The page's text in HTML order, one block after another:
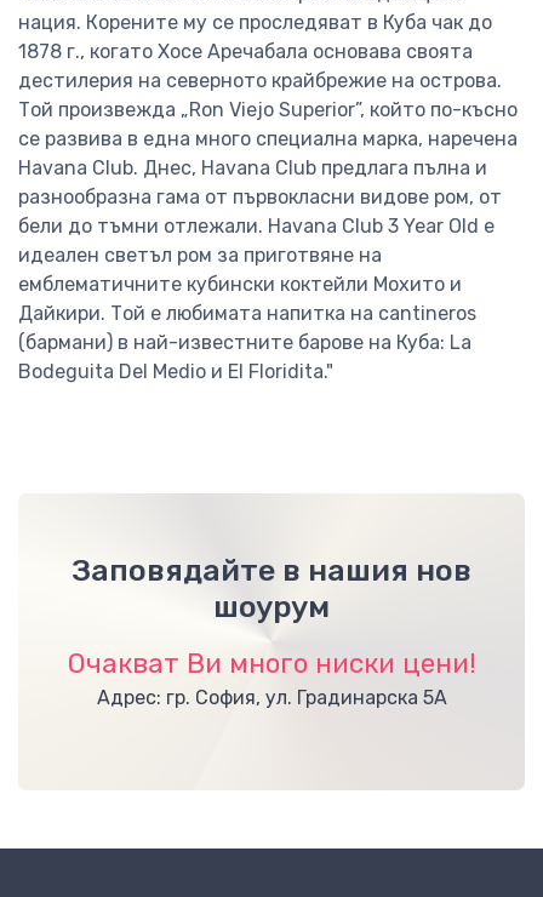
нация. Корените му се проследяват в Куба чак до
1878 г., когато Хосе Аречабала основава своята
дестилерия на северното крайбрежие на острова.
Той произвежда „Ron Viejo Superior”, който по-късно
се развива в една много специална марка, наречена
Havana Club. Днес, Havana Club предлага пълна и
разнообразна гама от първокласни видове ром, от
бели до тъмни отлежали. Havana Club 3 Year Old е
идеален светъл ром за приготвяне на
емблематичните кубински коктейли Мохито и
Дайкири. Той е любимата напитка на cantineros
(бармани) в най-известните барове на Куба: La
Bodeguita Del Medio и El Floridita."
Заповядайте в нашия нов
шоурум
Очакват Ви много ниски цени!
Адрес: гр. София, ул. Градинарска 5А